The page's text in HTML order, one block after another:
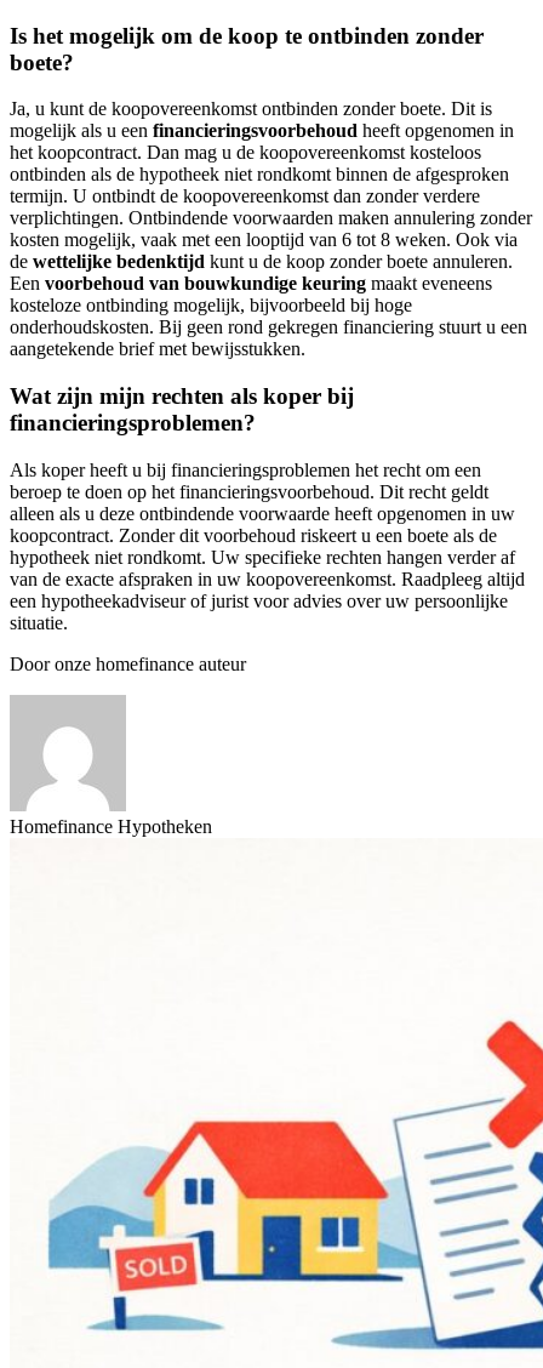
Is het mogelijk om de koop te ontbinden zonder
boete?
Ja, u kunt de koopovereenkomst ontbinden zonder boete. Dit is
mogelijk als u een financieringsvoorbehoud heeft opgenomen in
het koopcontract. Dan mag u de koopovereenkomst kosteloos
ontbinden als de hypotheek niet rondkomt binnen de afgesproken
termijn. U ontbindt de koopovereenkomst dan zonder verdere
verplichtingen. Ontbindende voorwaarden maken annulering zonder
kosten mogelijk, vaak met een looptijd van 6 tot 8 weken. Ook via
de wettelijke bedenktijd kunt u de koop zonder boete annuleren.
Een voorbehoud van bouwkundige keuring maakt eveneens
kosteloze ontbinding mogelijk, bijvoorbeeld bij hoge
onderhoudskosten. Bij geen rond gekregen financiering stuurt u een
aangetekende brief met bewijsstukken.
Wat zijn mijn rechten als koper bij
financieringsproblemen?
Als koper heeft u bij financieringsproblemen het recht om een
beroep te doen op het financieringsvoorbehoud. Dit recht geldt
alleen als u deze ontbindende voorwaarde heeft opgenomen in uw
koopcontract. Zonder dit voorbehoud riskeert u een boete als de
hypotheek niet rondkomt. Uw specifieke rechten hangen verder af
van de exacte afspraken in uw koopovereenkomst. Raadpleeg altijd
een hypotheekadviseur of jurist voor advies over uw persoonlijke
situatie.
Door onze homefinance auteur
Homefinance Hypotheken